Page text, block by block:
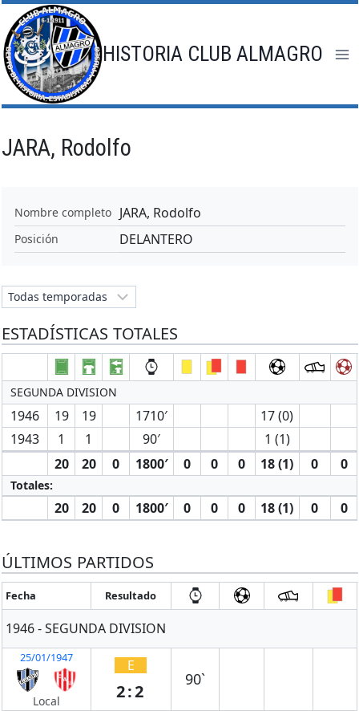
Saltar
al
contenido
HISTORIA CLUB ALMAGRO
JARA, Rodolfo
Nombre completo JARA, Rodolfo
Posición DELANTERO
ESTADÍSTICAS TOTALES
SEGUNDA DIVISION
1946 19 19 1710′
17 (0)
1943
1 1 90′
1 (1)
20
20 0 1800′ 0 0 0 18 (1) 0 0
Totales:
20 20 0 1800′ 0 0 0 18 (1) 0 0
ÚLTIMOS PARTIDOS
Fecha Resultado
1946 - SEGUNDA DIVISION
25/01/1947
Local
E
2:2
90`